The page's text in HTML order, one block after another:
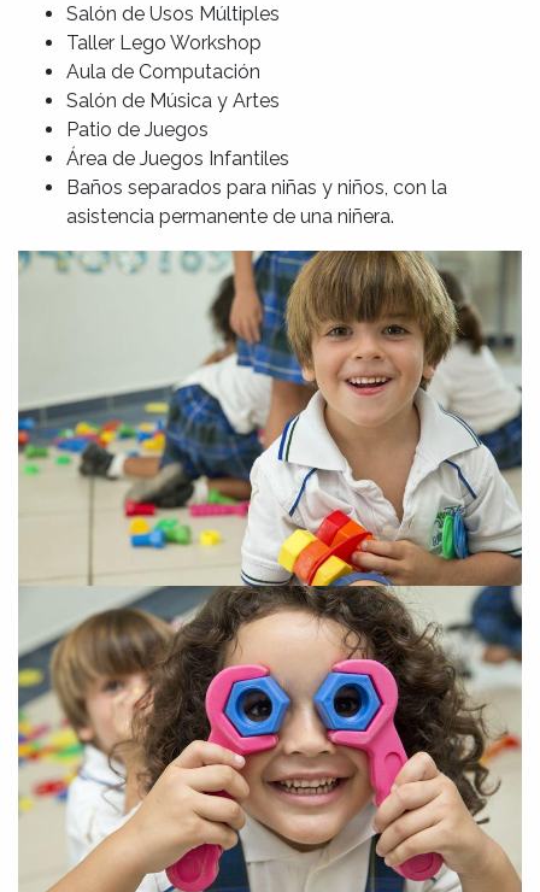
Salón de Usos Múltiples
Taller Lego Workshop
Aula de Computación
Salón de Música y Artes
Patio de Juegos
Área de Juegos Infantiles
Baños separados para niñas y niños, con la
asistencia permanente de una niñera.